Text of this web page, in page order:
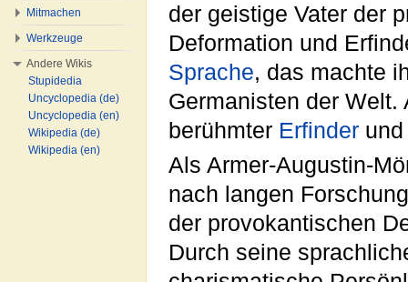
der geistige Vater der
Deformation und
Sprache, das machte
Germanisten der Welt.
berühmter Erfinder
Als Armer-Augustin-
nach langen
der provokantischen
Durch seine
Mitmachen
Werkzeuge
Andere Wikis
Stupidedia
Uncyclopedia (de)
Uncyclopedia (en)
Wikipedia (de)
Wikipedia (en)